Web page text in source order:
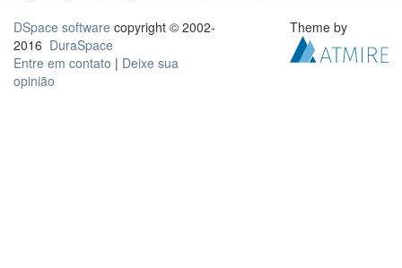
DSpace software copyright © 2002-
2016 DuraSpace
Entre em contato | Deixe sua
opinião
Theme by